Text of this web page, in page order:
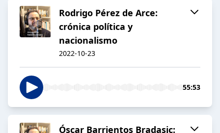
Rodrigo Pérez de Arce:
crónica política y
nacionalismo
2022-10-23
55:53
Óscar Barrientos Bradasic: